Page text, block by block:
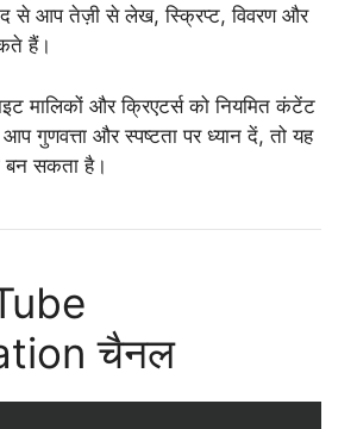
से आप तेज़ी से लेख, स्क्रिप्ट, विवरण और
हैं।
मालिकों और क्रिएटर्स को नियमित कंटेंट
आप गुणवत्ता और स्पष्टता पर ध्यान दें, तो यह
बन सकता है।
चैनल